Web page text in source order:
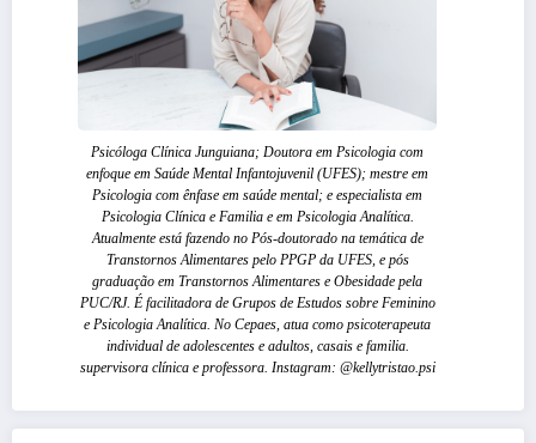
Psicóloga Clínica Junguiana; Doutora em Psicologia com
enfoque em Saúde Mental Infantojuvenil (UFES); mestre em
Psicologia com ênfase em saúde mental; e especialista em
Psicologia Clínica e Familia e em Psicologia Analítica.
Atualmente está fazendo no Pós-doutorado na temática de
Transtornos Alimentares pelo PPGP da UFES, e pós
graduação em Transtornos Alimentares e Obesidade pela
PUC/RJ. É facilitadora de Grupos de Estudos sobre Feminino
e Psicologia Analítica. No Cepaes, atua como psicoterapeuta
individual de adolescentes e adultos, casais e familia.
supervisora clínica e professora. Instagram: @kellytristao.psi